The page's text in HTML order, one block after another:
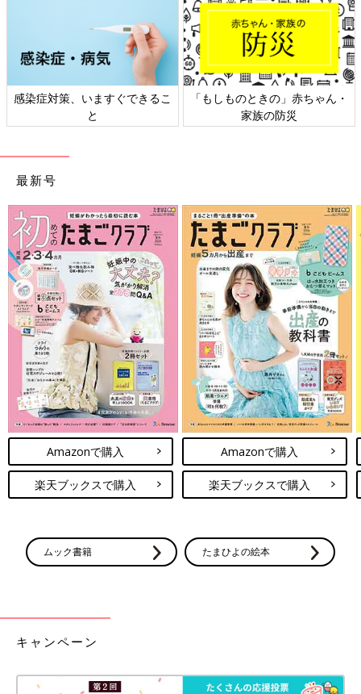
、いますぐできるこ
「もしものときの」赤ちゃん・
日本外来
最新号
Amazonで購入
楽天ブックスで購入
Amazonで購入
楽天ブックスで購入
ムック書籍 たまひよの絵本
キャンペーン